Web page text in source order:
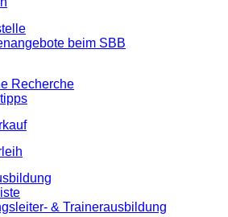
beim SBB
Recherche
& Trainerausbildung